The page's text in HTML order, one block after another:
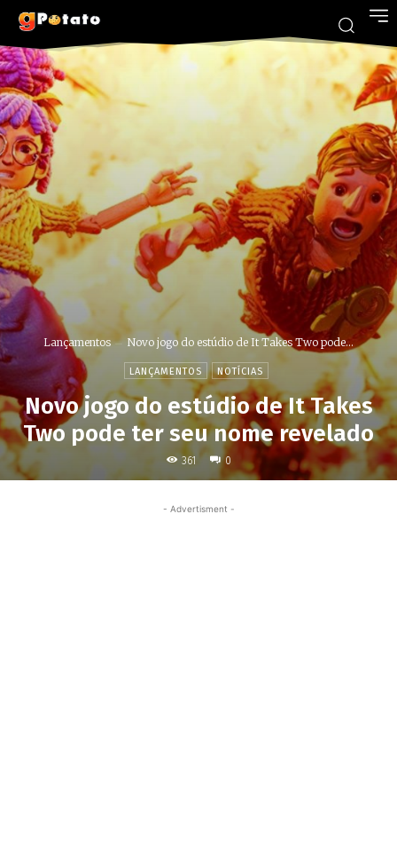
Lançamentos Novo jogo do estúdio de It Takes Two pode...
LANÇAMENTOS NOTÍCIAS
Novo jogo do estúdio de It Takes
Two pode ter seu nome revelado
361 0
- Advertisment -